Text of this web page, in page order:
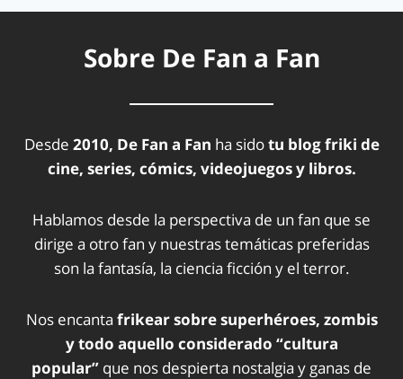
Sobre De Fan a Fan
Desde 2010, De Fan a Fan ha sidotu blog friki de
cine, series, cómics, videojuegos y libros.
Hablamos desde la perspectiva de un fan que se
dirige a otro fan y nuestras temáticas preferidas
son la fantasía, la ciencia ficción y el terror.
Nos encanta frikear sobre superhéroes, zombis
y todo aquello considerado “cultura
popular” que nos despierta nostalgia y ganas de